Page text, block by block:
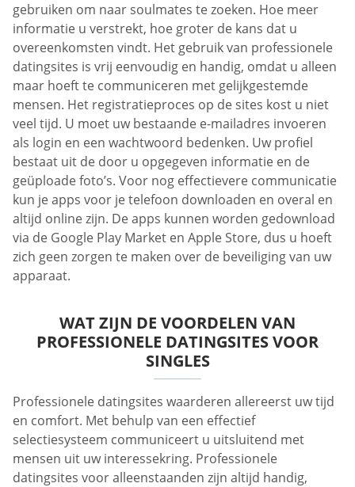
gebruiken om naar soulmates te zoeken. Hoe meer
informatie u verstrekt, hoe groter de kans dat u
overeenkomsten vindt. Het gebruik van professionele
datingsites is vrij eenvoudig en handig, omdat u alleen
maar hoeft te communiceren met gelijkgestemde
mensen. Het registratieproces op de sites kost u niet
veel tijd. U moet uw bestaande e-mailadres invoeren
als login en een wachtwoord bedenken. Uw profiel
bestaat uit de door u opgegeven informatie en de
geüploade foto’s. Voor nog effectievere communicatie
kun je apps voor je telefoon downloaden en overal en
altijd online zijn. De apps kunnen worden gedownload
via de Google Play Market en Apple Store, dus u hoeft
zich geen zorgen te maken over de beveiliging van uw
apparaat.
WAT ZIJN DE VOORDELEN VAN
PROFESSIONELE DATINGSITES VOOR
SINGLES
Professionele datingsites waarderen allereerst uw tijd
en comfort. Met behulp van een effectief
selectiesysteem communiceert u uitsluitend met
mensen uit uw interessekring. Professionele
datingsites voor alleenstaanden zijn altijd handig,